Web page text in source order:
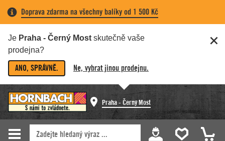
Doprava zdarma na všechny balíky od 1 500 Kč
Je Praha - Černý Most skutečně vaše
prodejna?
ANO, SPRÁVNĚ. Ne, vybrat jinou prodejnu.
Praha - Černý Most